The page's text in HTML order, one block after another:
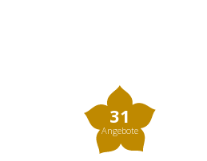
31
Angebote